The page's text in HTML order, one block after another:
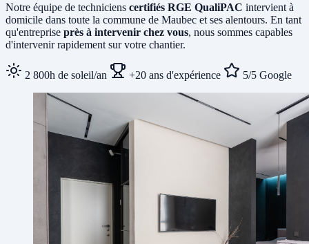
Notre équipe de techniciens certifiés RGE QualiPAC intervient à
domicile dans toute la commune de Maubec et ses alentours. En tant
qu'entreprise près à intervenir chez vous, nous sommes capables
d'intervenir rapidement sur votre chantier.
2 800h de soleil/an +20 ans d'expérience 5/5 Google